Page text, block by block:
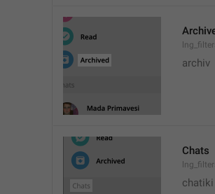
archiv
Chats
chatiki